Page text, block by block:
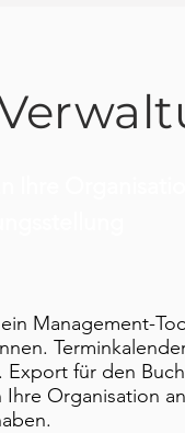
Management-
für den
Organisation